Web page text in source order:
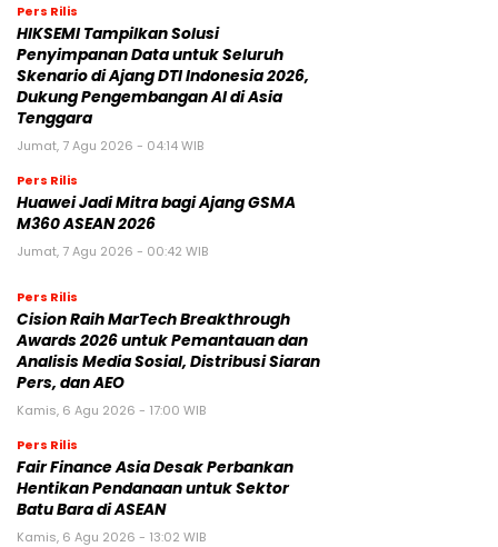
Pers Rilis
HIKSEMI Tampilkan Solusi
Penyimpanan Data untuk Seluruh
Skenario di Ajang DTI Indonesia 2026,
Dukung Pengembangan AI di Asia
Tenggara
Jumat, 7 Agu 2026 - 04:14 WIB
Pers Rilis
Huawei Jadi Mitra bagi Ajang GSMA
M360 ASEAN 2026
Jumat, 7 Agu 2026 - 00:42 WIB
Pers Rilis
Cision Raih MarTech Breakthrough
Awards 2026 untuk Pemantauan dan
Analisis Media Sosial, Distribusi Siaran
Pers, dan AEO
Kamis, 6 Agu 2026 - 17:00 WIB
Pers Rilis
Fair Finance Asia Desak Perbankan
Hentikan Pendanaan untuk Sektor
Batu Bara di ASEAN
Kamis, 6 Agu 2026 - 13:02 WIB